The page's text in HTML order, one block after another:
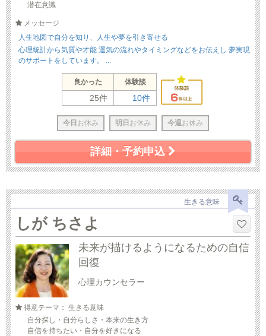
潜在意識
メッセージ
人生地図で自分を知り、人生や夢を引き寄せる
心理統計から気質や才能 運気の流れやタイミングなどをお伝えし 夢実現
のサポートをしています。 ...
良かった 体験談
25件 10件
今日 お休み 明日 お休み 今週 お休み
詳細・予約申込
生きる意味
しが ちさよ
未来が描けるようになるための自信
回復
心理カウンセラー
得意テーマ： 生きる意味
自分探し・自分らしさ・本来の生き方
自信を持ちたい・自分を好きになる